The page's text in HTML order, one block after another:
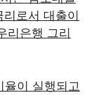
로서 대출이
리은행 그리
이 실행되고